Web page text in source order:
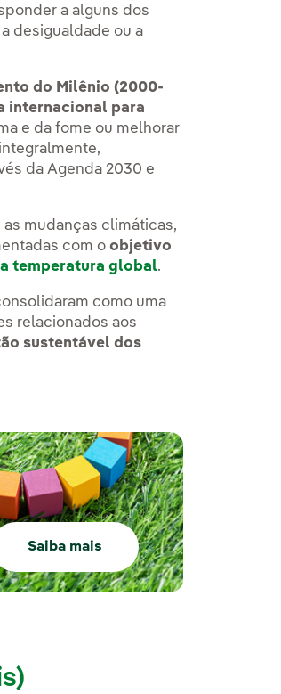
a alguns dos
a desigualdade ou a
do Milênio (2000-
internacional para
e da fome ou melhorar
da Agenda 2030 e
as mudanças climáticas,
com o objetivo
temperatura global.
como uma
relacionados aos
sustentável dos
Saiba mais